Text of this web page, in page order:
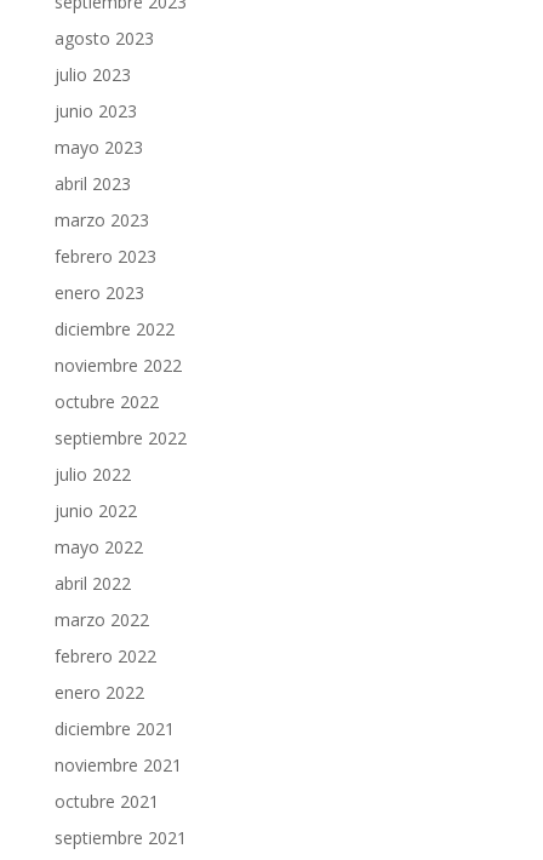
agosto 2023
julio 2023
junio 2023
mayo 2023
abril 2023
marzo 2023
febrero 2023
enero 2023
diciembre 2022
noviembre 2022
octubre 2022
septiembre 2022
julio 2022
junio 2022
mayo 2022
abril 2022
marzo 2022
febrero 2022
enero 2022
diciembre 2021
noviembre 2021
octubre 2021
septiembre 2021